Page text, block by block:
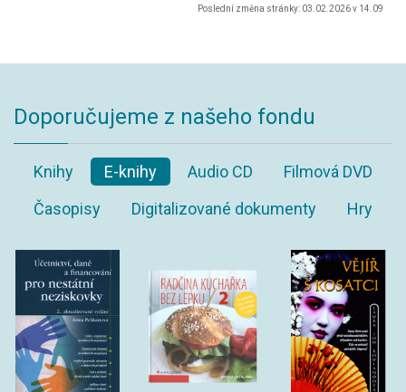
Poslední změna stránky: 03.02.2026 v 14.09
Doporučujeme z našeho fondu
Knihy E-knihy Audio CD
Filmová DVD
Časopisy
Digitalizované dokumenty Hry